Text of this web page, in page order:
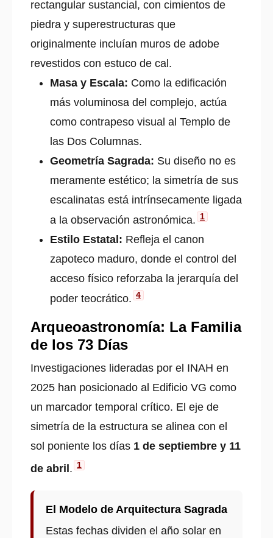
rectangular sustancial, con cimientos de
piedra y superestructuras que
originalmente incluían muros de adobe
revestidos con estuco de cal.
Masa y Escala: Como la edificación
más voluminosa del complejo, actúa
como contrapeso visual al Templo de
las Dos Columnas.
Geometría Sagrada: Su diseño no es
meramente estético; la simetría de sus
escalinatas está intrínsecamente ligada
a la observación astronómica. 1
Estilo Estatal: Refleja el canon
zapoteco maduro, donde el control del
acceso físico reforzaba la jerarquía del
poder teocrático. 4
Arqueoastronomía: La Familia
de los 73 Días
Investigaciones lideradas por el INAH en
2025 han posicionado al Edificio VG como
un marcador temporal crítico. El eje de
simetría de la estructura se alinea con el
sol poniente los días 1 de septiembre y 11
de abril . 1
El Modelo de Arquitectura Sagrada
Estas fechas dividen el año solar en